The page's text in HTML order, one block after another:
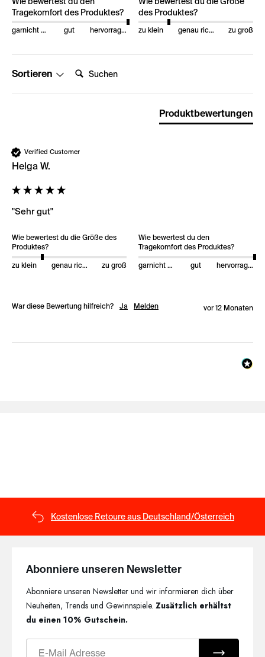
Tragekomfort des Produktes?
garnicht gut gut hervorragend
des Produktes?
zu klein genau richtig zu groß
Sortieren
Produktbewertungen
Verified Customer
Helga W.
"Sehr gut"
Wie bewertest du die Größe des
Produktes?
zu klein genau richtig zu groß
Wie bewertest du den
Tragekomfort des Produktes?
garnicht gut gut hervorragend
War diese Bewertung hilfreich? Ja Melden vor 12 Monaten
Kostenlose Retoure aus Deutschland/Österreich
Abonniere unseren Newsletter
Abonniere unseren Newsletter und wir informieren dich über
Neuheiten, Trends und Gewinnspiele.Zusätzlich erhältst
du einen 10% Gutschein.